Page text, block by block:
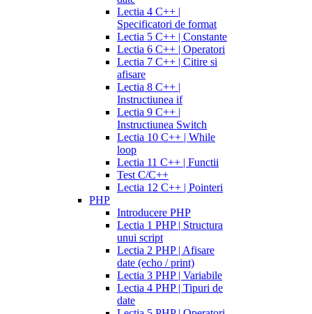
Lectia 4 C++ |
Specificatori de format
Lectia 5 C++ | Constante
Lectia 6 C++ | Operatori
Lectia 7 C++ | Citire si
afisare
Lectia 8 C++ |
Instructiunea if
Lectia 9 C++ |
Instructiunea Switch
Lectia 10 C++ | While
loop
Lectia 11 C++ | Functii
Test C/C++
Lectia 12 C++ | Pointeri
PHP
Introducere PHP
Lectia 1 PHP | Structura
unui script
Lectia 2 PHP | Afisare
date (echo / print)
Lectia 3 PHP | Variabile
Lectia 4 PHP | Tipuri de
date